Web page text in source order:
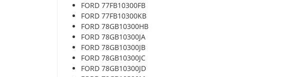
FORD 77FB10300FB
FORD 77FB10300KB
FORD 78GB10300HB
FORD 78GB10300JA
FORD 78GB10300JB
FORD 78GB10300JC
FORD 78GB10300JD